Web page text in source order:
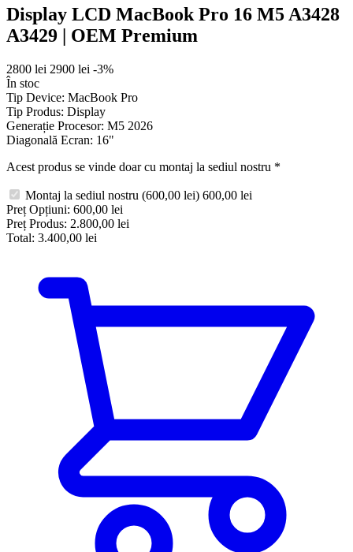
Display LCD MacBook Pro 16 M5 A3428
A3429 | OEM Premium
2800 lei 2900 lei -3%
În stoc
Tip Device: MacBook Pro
Tip Produs: Display
Generație Procesor: M5 2026
Diagonală Ecran: 16"
Acest produs se vinde doar cu montaj la sediul nostru *
Montaj la sediul nostru (600,00 lei) 600,00 lei
Preț Opțiuni: 600,00 lei
Preț Produs: 2.800,00 lei
Total: 3.400,00 lei